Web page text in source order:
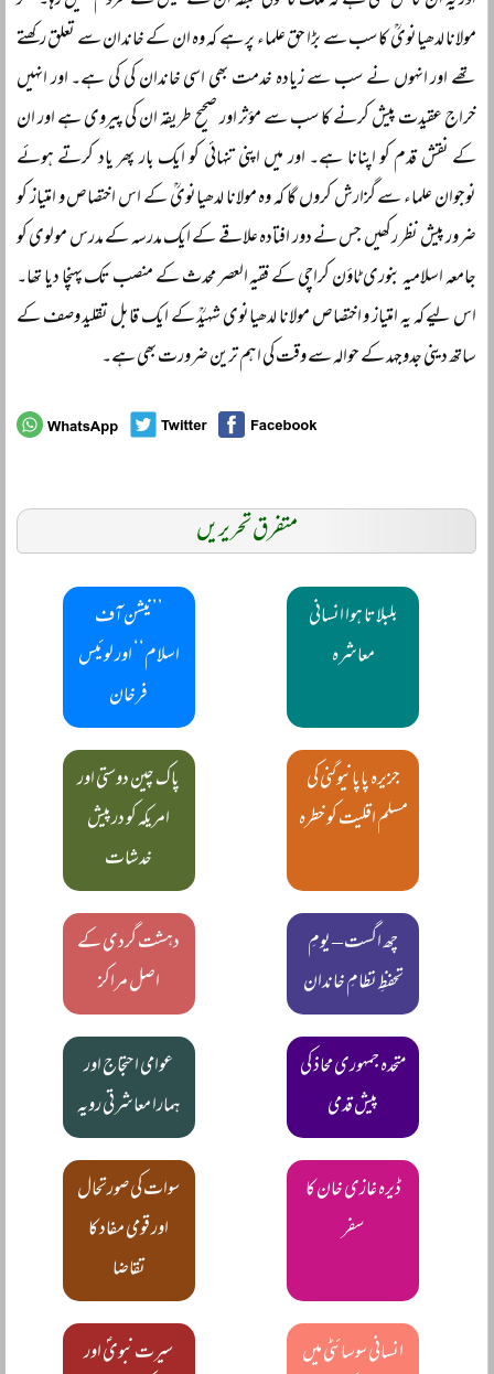
مولانا لدھیانویؒ کا سب سے بڑا حق علماء پر ہے کہ وہ ان کے خاندان سے تعلق رکھتے
تھے اور انہوں نے سب سے زیادہ خدمت بھی اسی خاندان کی کی ہے۔ اور انہیں
خراج عقیدت پیش کرنے کا سب سے مؤثر اور صحیح طریقہ ان کی پیروی ہے اور ان
کے نقش قدم کو اپنانا ہے۔ اور میں اپنی تنہائی کو ایک بار پھر یاد کرتے ہوئے
نوجوان علماء سے گزارش کروں گا کہ وہ مولانا لدھیانویؒ کے اس اختصاص و امتیاز کو
ضرور پیش نظر رکھیں جس نے دور افتادہ علاقے کے ایک مدرسہ کے مدرس مولوی کو
جامعہ اسلامیہ بنوری ٹاؤن کراچی کے فقیہ العصر محدث کے منصب تک پہنچا دیا تھا۔
اس لیے کہ یہ امتیاز و اختصاص مولانا لدھیانوی شہیدؒ کے ایک قابل تقلید وصف کے
ساتھ دینی جدوجہد کے حوالہ سے وقت کی اہم ترین ضرورت بھی ہے۔
متفرق تحریریں
بلبلاتا ہوا انسانی
معاشرہ
’’نیشن آف
اسلام‘‘ اور لوئیس
فرخان
جزیرہ پاپانیوگنی کی
مسلم اقلیت کو خطرہ
پاک چین دوستی اور
امریکہ کو درپیش
خدشات
چھ اگست – یومِ
تحفظِ نظامِ خاندان
دہشت گردی کے
اصل مراکز
متحدہ جمہوری محاذ کی
پیش قدمی
عوامی احتجاج اور
ہمارا معاشرتی رویہ
ڈیرہ غازی خان کا
سفر
سوات کی صورتحال
اور قومی مفاد کا
تقاضا
انسانی سوسائٹی میں
سیرت نبویؐ اور